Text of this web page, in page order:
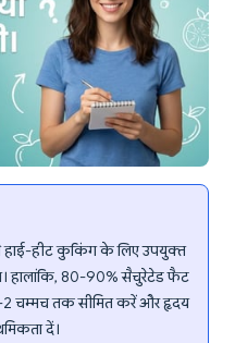
हाई-हीट कुकिंग के लिए उपयुक्त
हालांकि, 80-90% सैचुरेटेड फैट
2 चम्मच तक सीमित करें और हृदय
दें।